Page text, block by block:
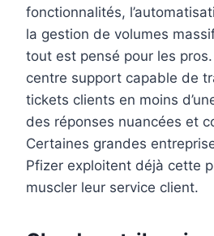
fonctionnalités,
la gestion de volumes
tout est pensé pour les
centre support capable de
tickets clients en moins
des réponses nuancées et
Certaines grandes
Pfizer exploitent déjà cette
muscler leur service client.